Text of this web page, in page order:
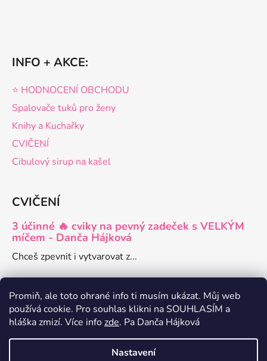
Promiň, ale toto ohrané info ti musím ukázat. Můj web
používá cookie. Pro souhlas klikni na SOUHLASÍM a
hláška zmizí. Více infozde. Pa Danča Hájková
Nastavení
INFO + AKCE:
⭐️ HODNOCENÍ OBCHODU
Spalovače tuků pro ženy
Knihy a Kuchařky
CVIČENÍ
Cibulový sirup na kašel
CVIČENÍ
3 účinné 🔥 cviky na pevný zadeček s VELKÝM
míčem - Danča Hájková
Chceš zpevnit i vytvarovat z...
Danča členství pro ženy
Zdravé recepty a články o hubnutí